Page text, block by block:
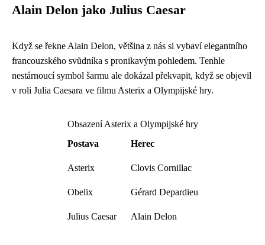
Alain Delon jako Julius Caesar
Když se řekne Alain Delon, většina z nás si vybaví elegantního
francouzského svůdníka s pronikavým pohledem. Tenhle
nestárnoucí symbol šarmu ale dokázal překvapit, když se objevil
v roli Julia Caesara ve filmu Asterix a Olympijské hry.
Obsazení Asterix a Olympijské hry
Postava
Herec
Asterix Clovis Cornillac
Obelix Gérard Depardieu
Julius Caesar Alain Delon